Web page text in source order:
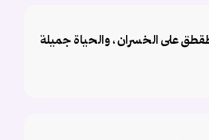
على الخسران ، والحياة جميلة